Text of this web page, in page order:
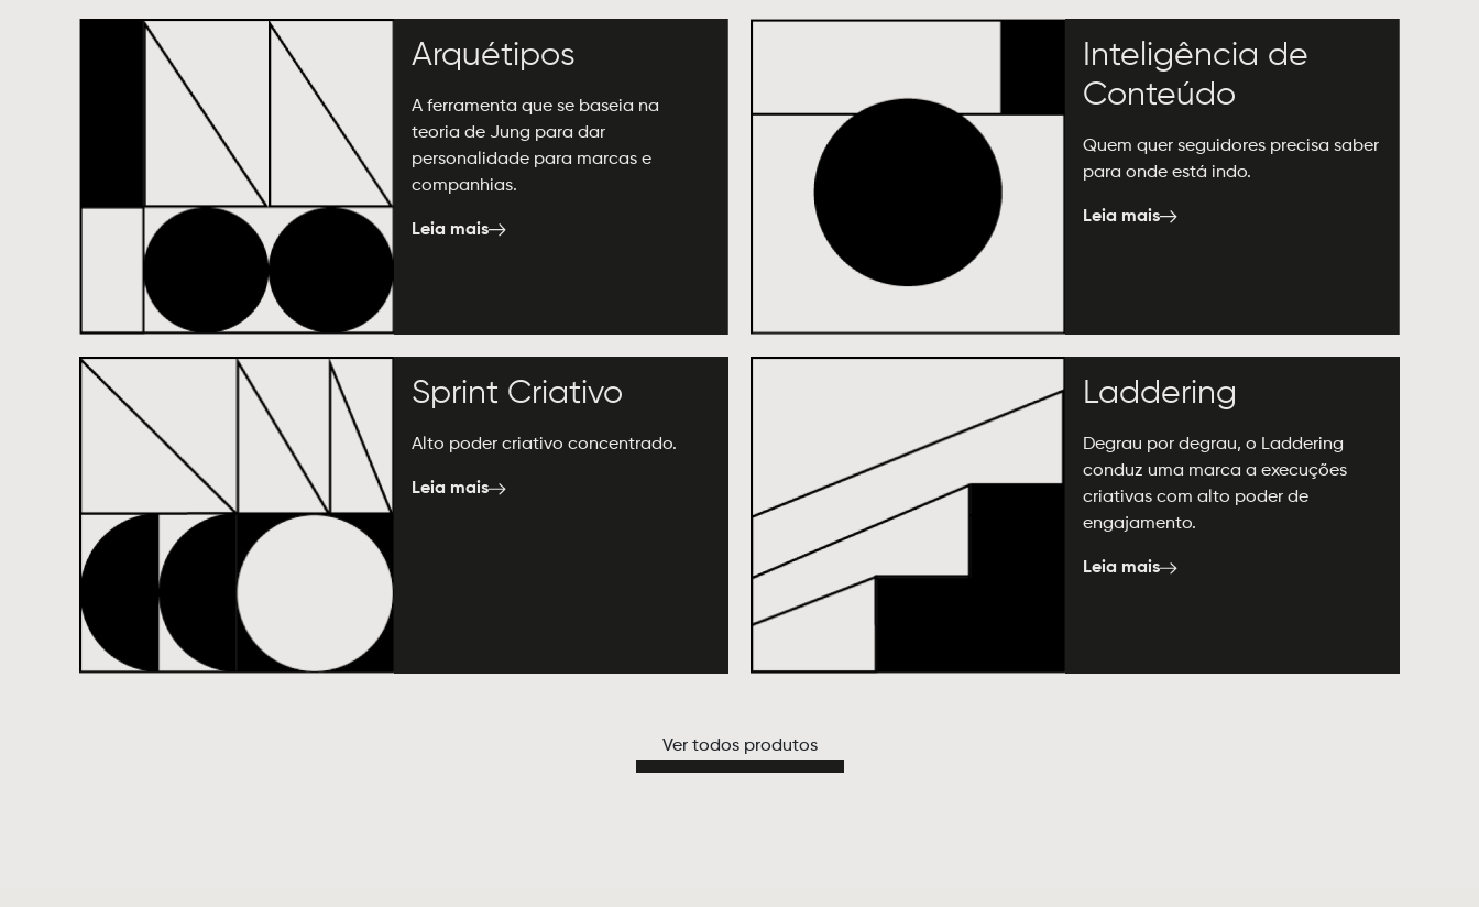
Arquétipos
A ferramenta que se baseia na
teoria de Jung para dar
personalidade para marcas e
companhias.
Leia mais
Inteligência de
Conteúdo
Quem quer seguidores precisa saber
para onde está indo.
Leia mais
Sprint Criativo
Alto poder criativo concentrado.
Leia mais
Laddering
Degrau por degrau, o Laddering
conduz uma marca a execuções
criativas com alto poder de
engajamento.
Leia mais
Ver todos produtos